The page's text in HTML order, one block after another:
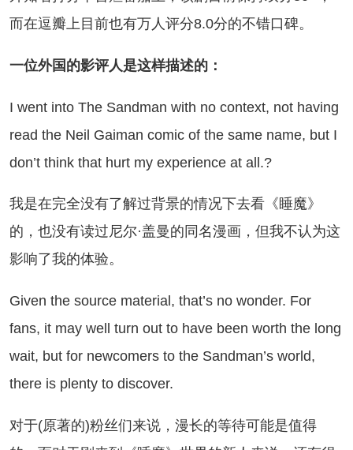
而在逗瓣上目前也有万人评分8.0分的不错口碑。
外国的影评人是这样描述的：
into The Sandman with no context, not having
read the Neil Gaiman comic of the same name, but I
don’t think that hurt my experience at all.?
在完全没有了解过背景的情况下去看《睡魔》
的，也没有读过尼尔·盖曼的同名漫画，但我不认为这
影响了我的体验。
the source material, that’s no wonder. For
fans, it may well turn out to have been worth the long
wait, but for newcomers to the Sandman’s world,
there is plenty to discover.
(原著的)粉丝们来说，漫长的等待可能是值得